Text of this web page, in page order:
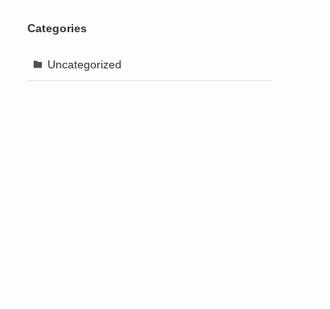
Categories
Uncategorized